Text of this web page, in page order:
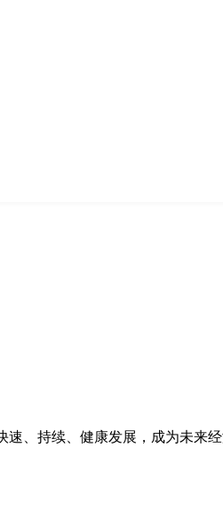
、持续、健康发展，成为未来